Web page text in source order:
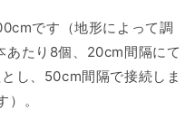
です（地形によって調
あたり8個、20cm間隔にて
し、50cm間隔で接続しま
。